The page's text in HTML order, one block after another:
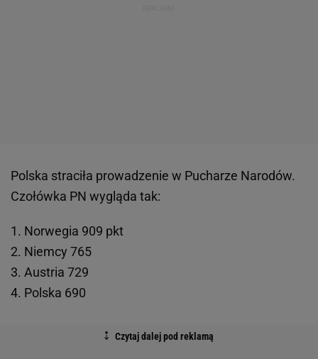
Polska straciła prowadzenie w Pucharze Narodów.
Czołówka PN wygląda tak:
1. Norwegia 909 pkt
2. Niemcy 765
3. Austria 729
4. Polska 690